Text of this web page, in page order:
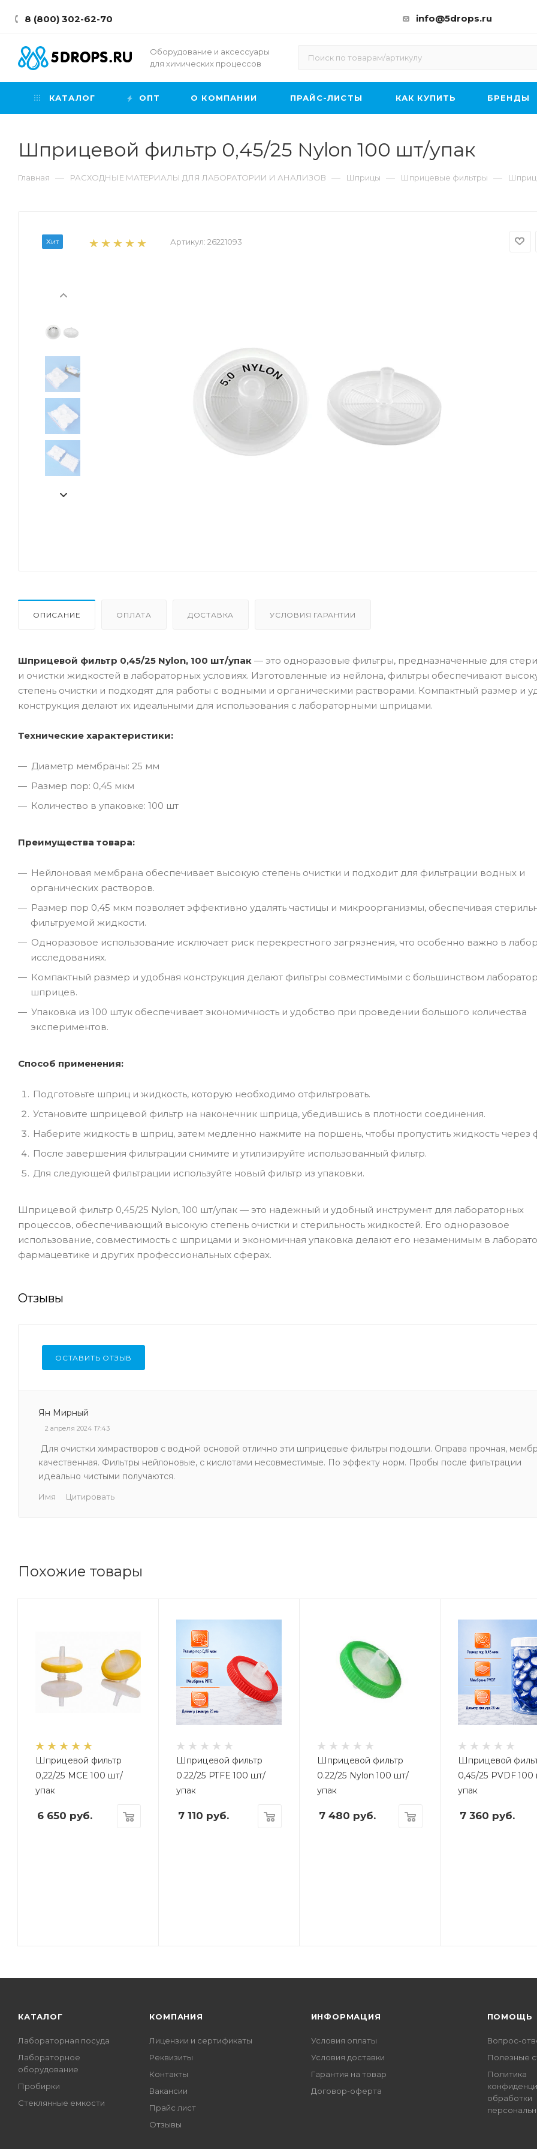
8 (800) 302-62-70 info@5drops.ru
Оборудование и аксессуары
для химических процессов
КАТАЛОГ ОПТ О КОМПАНИИ ПРАЙС-ЛИСТЫ КАК КУПИТЬ БРЕНДЫ
Шприцевой фильтр 0,45/25 Nylon 100 шт/упак
Главная — РАСХОДНЫЕ МАТЕРИАЛЫ ДЛЯ ЛАБОРАТОРИИ И АНАЛИЗОВ — Шприцы — Шприцевые фильтры —
Хит Артикул: 26221093
ОПИСАНИЕ ОПЛАТА ДОСТАВКА УСЛОВИЯ ГАРАНТИИ
Шприцевой фильтр 0,45/25 Nylon, 100 шт/упак — это одноразовые фильтры, предназначенные для
и очистки жидкостей в лабораторных условиях. Изготовленные из нейлона, фильтры обеспечивают
степень очистки и подходят для работы с водными и органическими растворами. Компактный размер и
конструкция делают их идеальными для использования с лабораторными шприцами.
Технические характеристики:
Диаметр мембраны: 25 мм
Размер пор: 0,45 мкм
Количество в упаковке: 100 шт
Преимущества товара:
Нейлоновая мембрана обеспечивает высокую степень очистки и подходит для фильтрации водных и
органических растворов.
Размер пор 0,45 мкм позволяет эффективно удалять частицы и микроорганизмы, обеспечивая
фильтруемой жидкости.
Одноразовое использование исключает риск перекрестного загрязнения, что особенно важно в
исследованиях.
Компактный размер и удобная конструкция делают фильтры совместимыми с большинством
шприцев.
Упаковка из 100 штук обеспечивает экономичность и удобство при проведении большого количества
экспериментов.
Способ применения:
Подготовьте шприц и жидкость, которую необходимо отфильтровать.
Установите шприцевой фильтр на наконечник шприца, убедившись в плотности соединения.
Наберите жидкость в шприц, затем медленно нажмите на поршень, чтобы пропустить жидкость через
После завершения фильтрации снимите и утилизируйте использованный фильтр.
Для следующей фильтрации используйте новый фильтр из упаковки.
Шприцевой фильтр 0,45/25 Nylon, 100 шт/упак — это надежный и удобный инструмент для лабораторных
процессов, обеспечивающий высокую степень очистки и стерильность жидкостей. Его одноразовое
использование, совместимость с шприцами и экономичная упаковка делают его незаменимым в
фармацевтике и других профессиональных сферах.
Отзывы
ОСТАВИТЬ ОТЗЫВ
Ян Мирный
2 апреля 2024 17:43
Для очистки химрастворов с водной основой отлично эти шприцевые фильтры подошли. Оправа прочная,
качественная. Фильтры нейлоновые, с кислотами несовместимые. По эффекту норм. Пробы после фильтрации
идеально чистыми получаются.
Имя Цитировать
Похожие товары
Шприцевой фильтр
0,22/25 MCE 100 шт/
упак
6 650 руб.
Шприцевой фильтр
0.22/25 PTFE 100 шт/
упак
7 110 руб.
Шприцевой фильтр
0.22/25 Nylon 100 шт/
упак
7 480 руб.
Шприцевой
0,45/25 PVDF
упак
7 360 руб.
КАТАЛОГ
Лабораторная посуда
Лабораторное
оборудование
Пробирки
Стеклянные емкости
КОМПАНИЯ
Лицензии и сертификаты
Реквизиты
Контакты
Вакансии
Прайс лист
Отзывы
ИНФОРМАЦИЯ
Условия оплаты
Условия доставки
Гарантия на товар
Договор-оферта
ПОМОЩЬ
Вопрос-
Полезные
Политика
обработки